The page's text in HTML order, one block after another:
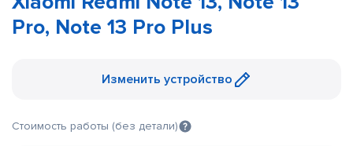
Pro, Note 13 Pro Plus
Изменить устройство
Стоимость работы (без детали)